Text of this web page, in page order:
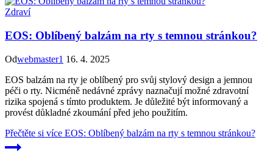
Zdraví
EOS: Oblíbený balzám na rty s temnou stránkou?
Odwebmaster1 16. 4. 2025
EOS balzám na rty je oblíbený pro svůj stylový design a jemnou
péči o rty. Nicméně nedávné zprávy naznačují možné zdravotní
rizika spojená s tímto produktem. Je důležité být informovaný a
provést důkladné zkoumání před jeho použitím.
Přečtěte si více EOS: Oblíbený balzám na rty s temnou stránkou?